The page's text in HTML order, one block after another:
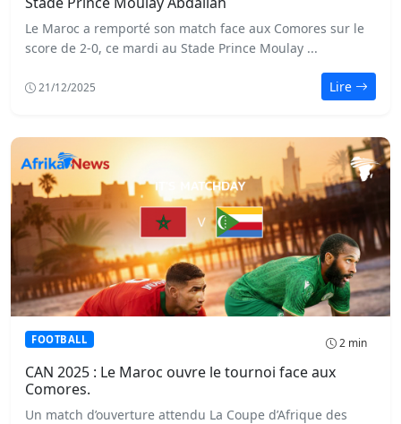
Le Maroc a remporté son match face aux Comores sur le
score de 2-0, ce mardi au Stade Prince Moulay ...
21/12/2025 Lire
FOOTBALL 2 min
CAN 2025 : Le Maroc ouvre le tournoi face aux
Comores.
Un match d’ouverture attendu La Coupe d’Afrique des